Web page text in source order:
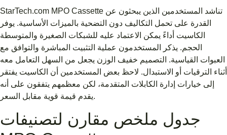
StarTech.com MPO Cassette تناشد المستخدمين الذين يبحثون عن
القدرة على تحمل التكاليف دون التضحية بالميزات الأساسية. يوفر
الكاسيت أداءً يمكن الاعتماد عليه للشبكات الصغيرة والمتوسطة
الحجم. يذكر المستخدمون عملية التثبيت المباشرة والتوافق مع
العبوات القياسية. التصميم خفيف الوزن يجعل من السهل التعامل معه
أثناء الترقيات أو الاستبدال. لاحظ بعض المستخدمين أن الكاسيت يفتقر
إلى خيارات إدارة الكابلات المتقدمة، لكن معظمهم يتفقون على أنه
يقدم قيمة قوية مقابل السعر.
جدول ملخص مقارن لتصنيفات